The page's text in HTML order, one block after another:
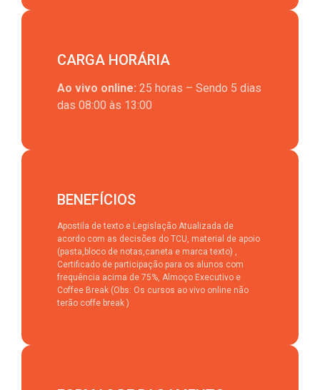
CARGA HORÁRIA
Ao vivo online: 25 horas – Sendo 5 dias
das 08:00 às 13:00
BENEFÍCIOS
Apostila de texto e Legislação Atualizada de
acordo com as decisões do TCU, material de apoio
(pasta,bloco de notas,caneta e marca texto) ,
Certificado de participação para os alunos com
frequência acima de 75%, Almoço Executivo e
Coffee Break (Obs: Os cursos ao vivo online não
terão coffe break )